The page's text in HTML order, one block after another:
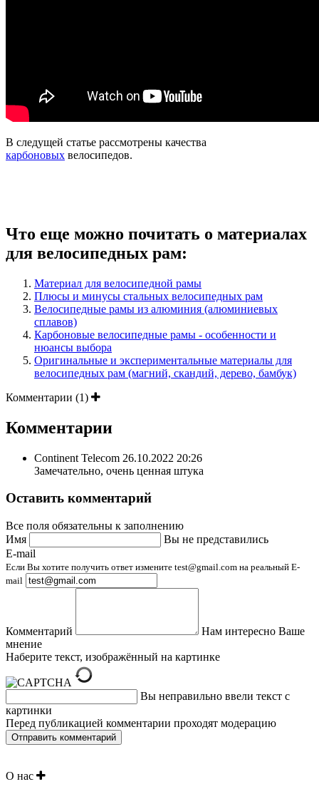
В следущей статье рассмотрены качества
карбоновых велосипедов.
Что еще можно почитать о материалах
для велосипедных рам:
Материал для велосипедной рамы
Плюсы и минусы стальных велосипедных рам
Велосипедные рамы из алюминия (алюминиевых
сплавов)
Карбоновые велосипедные рамы - особенности и
нюансы выбора
Оригинальные и экспериментальные материалы для
велосипедных рам (магний, скандий, дерево, бамбук)
Комментарии (1)
Комментарии
Continent Telecom 26.10.2022 20:26
Замечательно, очень ценная штука
Оставить комментарий
Все поля обязательны к заполнению
Имя
Вы не представились
E-mail
Если Вы хотите получить ответ измените test@gmail.com на реальный E-
mail
Комментарий
Нам интересно Ваше
мнение
Наберите текст, изображённый на картинке
Вы неправильно ввели текст с
картинки
Перед публикацией комментарии проходят модерацию
О нас